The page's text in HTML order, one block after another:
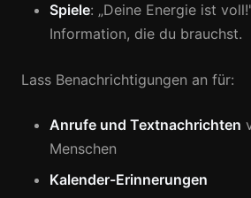
Spiele: „Deine Energie ist
Information, die du brauchst.
Lass Benachrichtigungen an für:
Anrufe und Textnachrichten
Menschen
Kalender-Erinnerungen